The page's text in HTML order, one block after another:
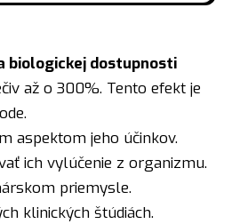
biologickej dostupnosti
až o 300%. Tento efekt je
aspektom jeho účinkov.
ich vylúčenie z organizmu.
priemysle.
klinických štúdiách.